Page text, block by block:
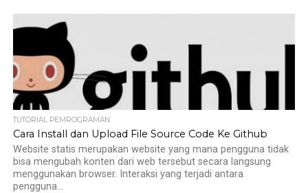
TUTORIAL PEMROGRAMAN
Cara Install dan Upload File Source Code Ke Github
Website statis merupakan website yang mana pengguna tidak
bisa mengubah konten dari web tersebut secara langsung
menggunakan browser. Interaksi yang terjadi antara
pengguna...